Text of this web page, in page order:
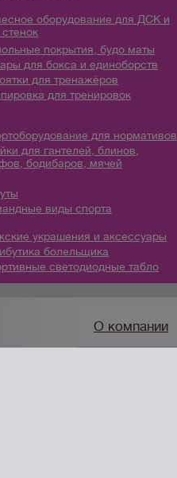
оборудование для ДСК и
покрытия, будо маты
для бокса и единоборств
для тренажёров
для тренировок
для нормативов
для гантелей, блинов,
бодибаров, мячей
виды спорта
украшения и аксессуары
болельщика
светодиодные табло
О компании